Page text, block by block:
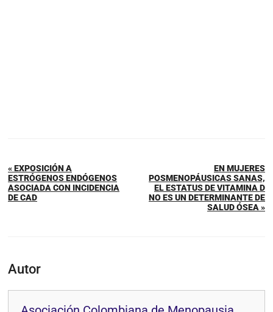
« EXPOSICIÓN A
ESTRÓGENOS ENDÓGENOS
ASOCIADA CON INCIDENCIA
DE CAD
EN MUJERES
POSMENOPÁUSICAS SANAS,
EL ESTATUS DE VITAMINA D
NO ES UN DETERMINANTE DE
SALUD ÓSEA »
Autor